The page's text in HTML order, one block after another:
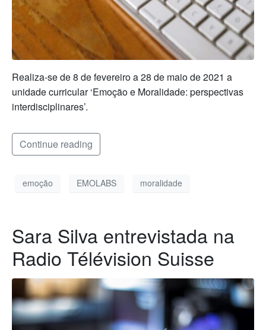
Realiza-se de 8 de fevereiro a 28 de maio de 2021 a
unidade curricular ‘Emoção e Moralidade: perspectivas
interdisciplinares’.
Continue reading
emoção EMOLABS moralidade
Sara Silva entrevistada na
Radio Télévision Suisse